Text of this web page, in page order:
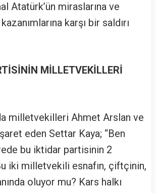
Atatürk’ün miraslarına ve
karşı bir saldırı
MİLLETVEKİLLERİ
milletvekilleri Ahmet Arslan ve
işaret eden Settar Kaya; “Ben
bu iktidar partisinin 2
iki milletvekili esnafın, çiftçinin,
oluyor mu? Kars halkı